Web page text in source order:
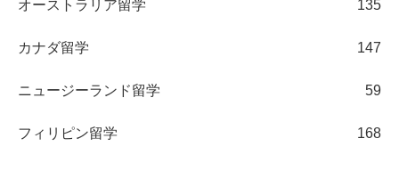
オーストラリア留学 135
カナダ留学 147
ニュージーランド留学 59
フィリピン留学 168